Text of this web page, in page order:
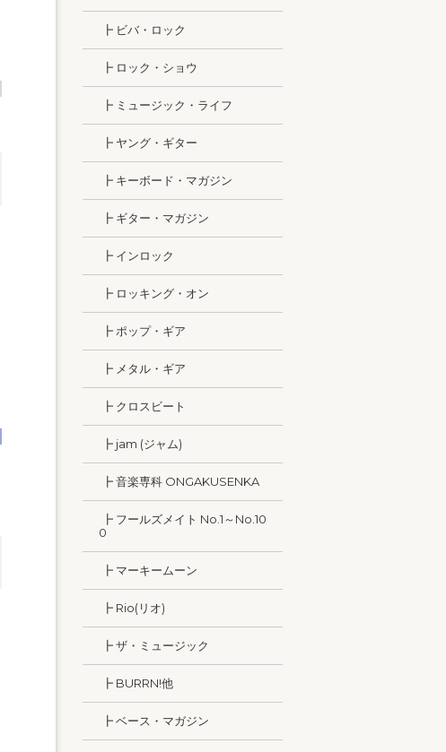
┣ ビバ・ロック
┣ ロック・ショウ
┣ ミュージック・ライフ
┣ ヤング・ギター
┣ キーボード・マガジン
┣ ギター・マガジン
┣ インロック
┣ ロッキング・オン
┣ ポップ・ギア
┣ メタル・ギア
┣ クロスビート
┣ jam (ジャム)
┣ 音楽専科 ONGAKUSENKA
┣ フールズメイト No.1～No.10
0
┣ マーキームーン
┣ Rio(リオ)
┣ ザ・ミュージック
┣ BURRN!他
┣ ベース・マガジン